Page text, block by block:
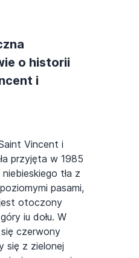
o historii
i
Vincent i
przyjęta w 1985
tła z
pasami,
otoczony
iu dołu. W
czerwony
się z zielonej